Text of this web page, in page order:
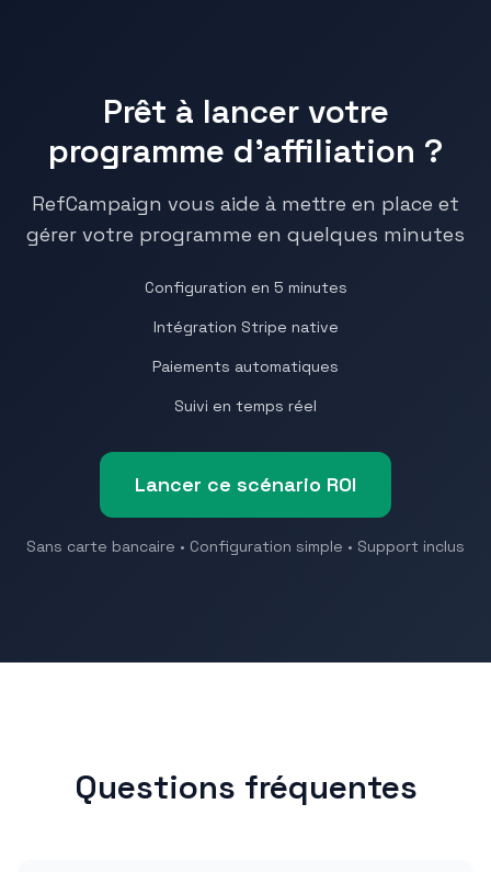
Prêt à lancer votre
programme d'affiliation ?
RefCampaign vous aide à mettre en place et
gérer votre programme en quelques minutes
Configuration en 5 minutes
Intégration Stripe native
Paiements automatiques
Suivi en temps réel
Lancer ce scénario ROI
Sans carte bancaire • Configuration simple • Support inclus
Questions fréquentes